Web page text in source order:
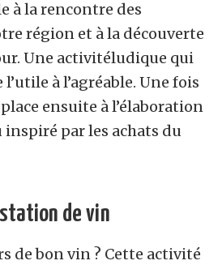
à la rencontre des
région et à la découverte
Une activitéludique qui
à l’agréable. Une fois
ensuite à l’élaboration
inspiré par les achats du
de vin
de bon vin ? Cette activité